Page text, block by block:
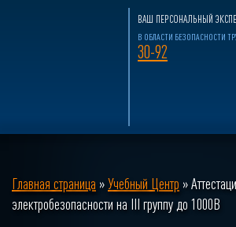
ВАШ ПЕРСОНАЛЬНЫЙ
В ОБЛАСТИ БЕЗОПАСНОСТИ
30-92
Главная страница »Учебный Центр »
электробезопасности на III группу до 1000В